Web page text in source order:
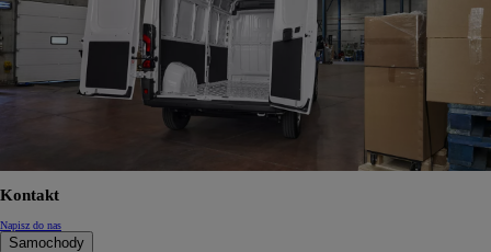
Kontakt
Napisz do nas
Samochody